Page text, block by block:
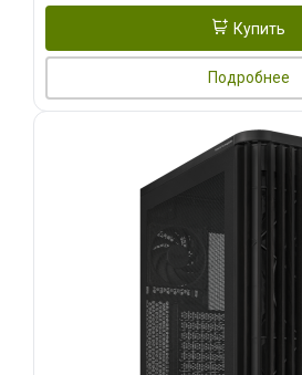
Купить
Подробнее